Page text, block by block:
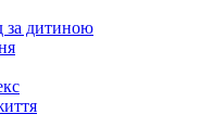
за дитиною